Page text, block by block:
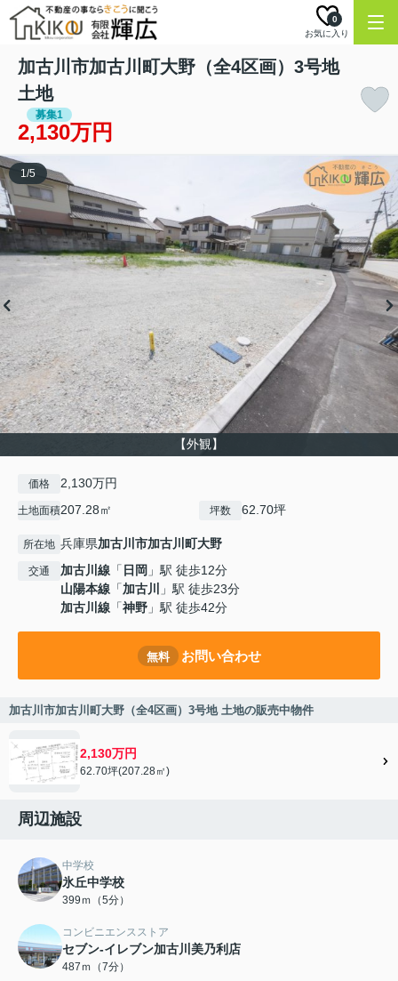
お気に入り
0
加古川市加古川町大野（全4区画）3号地
土地
募集1
2,130万円
【外観】
1/5
価格 2,130万円
土地面積207.28㎡ 坪数 62.70坪
所在地 兵庫県加古川市加古川町大野
交通 加古川線 「 日岡 」駅 徒歩12分
山陽本線 「加古川
」駅 徒歩23分
加古川線 「神野 」駅 徒歩42分
無料 お問い合わせ
加古川市加古川町大野（全4区画）3号地 土地の販売中物件
2,130万円
62.70坪(207.28㎡)
周辺施設
中学校
氷丘中学校
399ｍ（5分）
コンビニエンスストア
セブン-イレブン加古川美乃利店
487ｍ（7分）